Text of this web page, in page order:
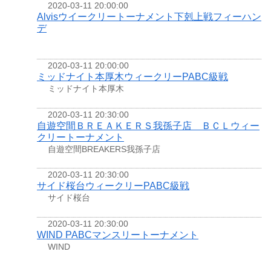
2020-03-11 20:00:00
Alvisウイークリートーナメント下剋上戦フィーハン
デ
2020-03-11 20:00:00
ミッドナイト本厚木ウィークリーPABC級戦
ミッドナイト本厚木
2020-03-11 20:30:00
自遊空間ＢＲＥＡＫＥＲＳ我孫子店 ＢＣＬウィー
クリートーナメント
自遊空間BREAKERS我孫子店
2020-03-11 20:30:00
サイド桜台ウィークリーPABC級戦
サイド桜台
2020-03-11 20:30:00
WIND PABCマンスリートーナメント
WIND